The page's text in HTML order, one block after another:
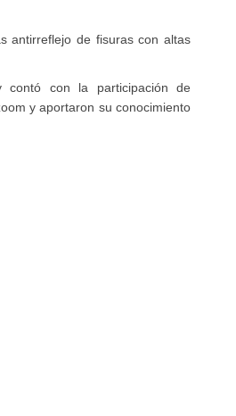
antirreflejo de fisuras con altas
con la participación de
y aportaron su conocimiento